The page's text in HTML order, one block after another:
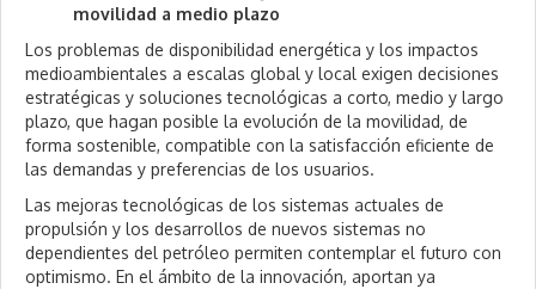
movilidad a medio plazo
Los problemas de disponibilidad energética y los impactos
medioambientales a escalas global y local exigen decisiones
estratégicas y soluciones tecnológicas a corto, medio y largo
plazo, que hagan posible la evolución de la movilidad, de
forma sostenible, compatible con la satisfacción eficiente de
las demandas y preferencias de los usuarios.
Las mejoras tecnológicas de los sistemas actuales de
propulsión y los desarrollos de nuevos sistemas no
dependientes del petróleo permiten contemplar el futuro con
optimismo. En el ámbito de la innovación, aportan ya